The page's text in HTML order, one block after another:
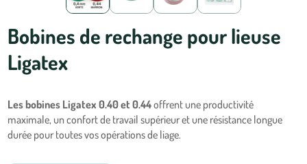
Bobines de rechange pour lieuse
Ligatex
Les bobines Ligatex 0.40 et 0.44offrent une productivité
maximale, un confort de travail supérieur et une résistance longue
durée pour toutes vos opérations de liage.